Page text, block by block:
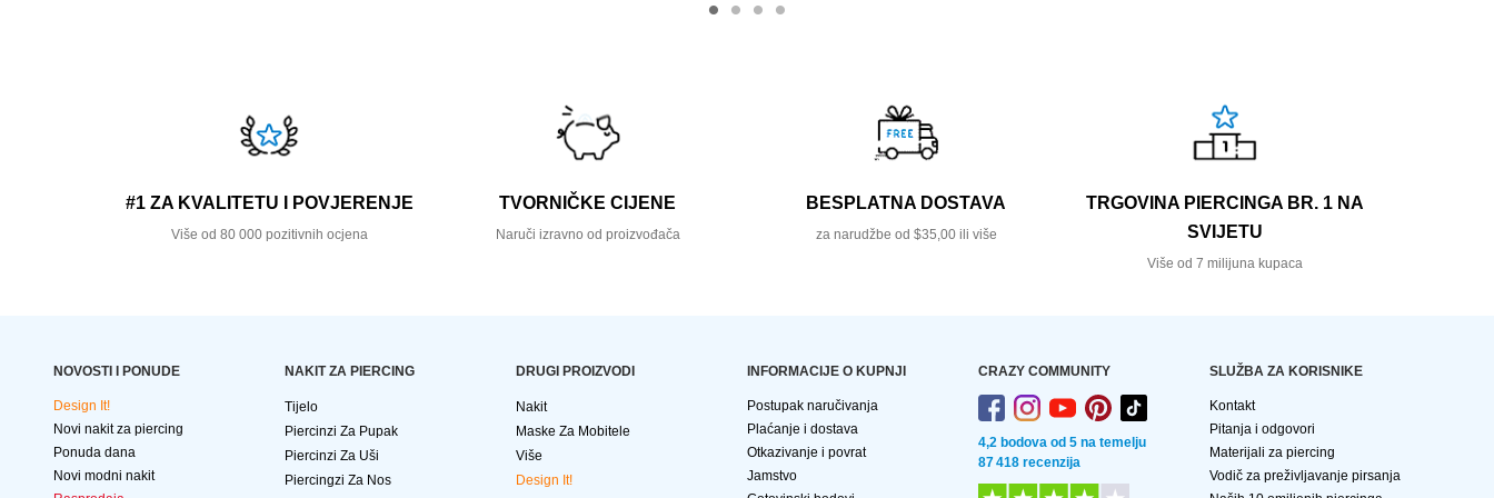
#1 ZA KVALITETU I POVJERENJE
Više od 80 000 pozitivnih ocjena
TVORNIČKE CIJENE
Naruči izravno od proizvođača
BESPLATNA DOSTAVA
za narudžbe od $35,00 ili više
TRGOVINA PIERCINGA BR. 1 NA
SVIJETU
Više od 7 milijuna kupaca
NOVOSTI I PONUDE
Design It!
Novi nakit za piercing
Ponuda dana
Novi modni nakit
NAKIT ZA PIERCING
Tijelo
Piercinzi Za Pupak
Piercinzi Za Uši
Piercingzi Za Nos
DRUGI PROIZVODI
Nakit
Maske Za Mobitele
Više
Design It!
INFORMACIJE O KUPNJI
Postupak naručivanja
Plaćanje i dostava
Otkazivanje i povrat
Jamstvo
CRAZY COMMUNITY
4,2 bodova od 5 na temelju
87 418 recenzija
SLUŽBA ZA KORISNIKE
Kontakt
Pitanja i odgovori
Materijali za piercing
Vodič za preživljavanje pirsanja